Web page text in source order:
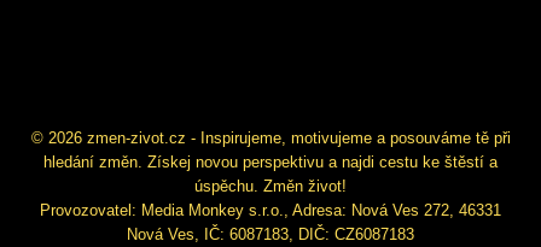
© 2026 zmen-zivot.cz - Inspirujeme, motivujeme a posouváme tě při
hledání změn. Získej novou perspektivu a najdi cestu ke štěstí a
úspěchu. Změn život!
Provozovatel: Media Monkey s.r.o., Adresa: Nová Ves 272, 46331
Nová Ves, IČ: 6087183, DIČ: CZ6087183